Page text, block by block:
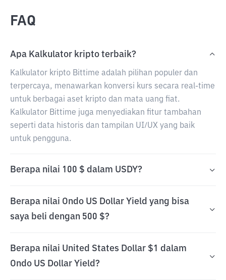
FAQ
Apa Kalkulator kripto terbaik?
Kalkulator kripto Bittime adalah pilihan populer dan
terpercaya, menawarkan konversi kurs secara real-time
untuk berbagai aset kripto dan mata uang fiat.
Kalkulator Bittime juga menyediakan fitur tambahan
seperti data historis dan tampilan UI/UX yang baik
untuk pengguna.
Berapa nilai 100 $ dalam USDY?
Berapa nilai Ondo US Dollar Yield yang bisa
saya beli dengan 500 $?
Berapa nilai United States Dollar $1 dalam
Ondo US Dollar Yield?